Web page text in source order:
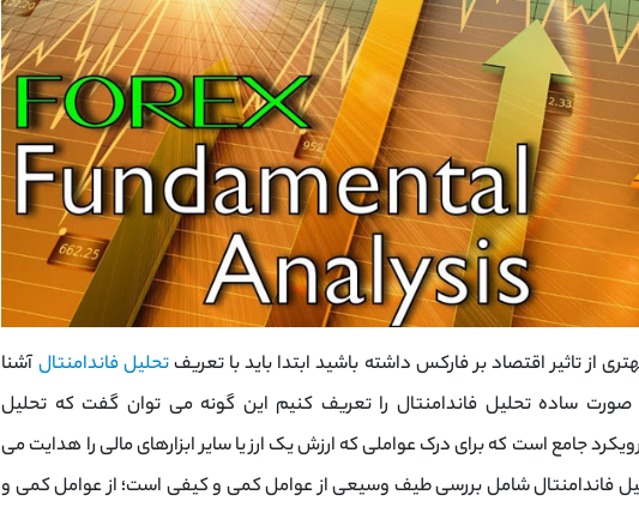
از تاثیر اقتصاد بر فارکس داشته باشید ابتدا باید با تعریفتحلیل فاندامنتالآشنا
ساده تحلیل فاندامنتال را تعریف کنیم این گونه می توان گفت که تحلیل
جامع است که برای درک عواملی که ارزش یک ارز یا سایر ابزارهای مالی را هدایت می
فاندامنتال شامل بررسی طیف وسیعی از عوامل کمی و کیفی است؛ از عوامل کمی و